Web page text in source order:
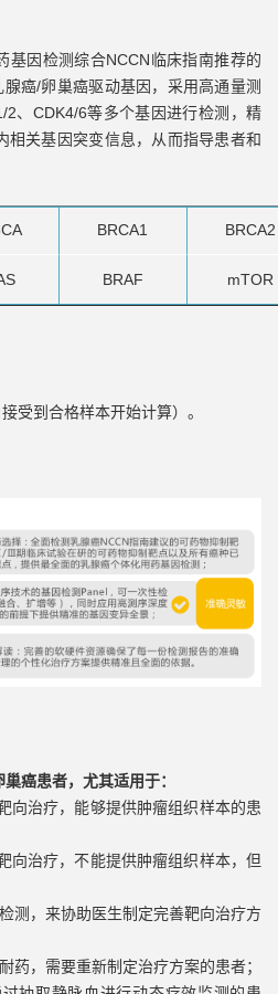
基因检测综合NCCN临床指南推荐的
癌/卵巢癌驱动基因，采用高通量测
2、CDK4/6等多个基因进行检测，精
相关基因突变信息，从而指导患者和
BRCA1 BRCA2
BRAF mTOR
受到合格样本开始计算） 。
癌患者，尤其适用于：
向治疗，能够提供肿瘤组织样本的患
向治疗，不能提供肿瘤组织样本，但
测，来协助医生制定完善靶向治疗方
药，需要重新制定治疗方案的患者；